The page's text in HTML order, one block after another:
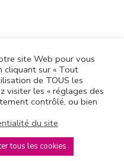
site Web pour vous
cliquant sur « Tout
de TOUS les
visiter les « réglages des
contrôlé, ou bien
du site
tous les cookies